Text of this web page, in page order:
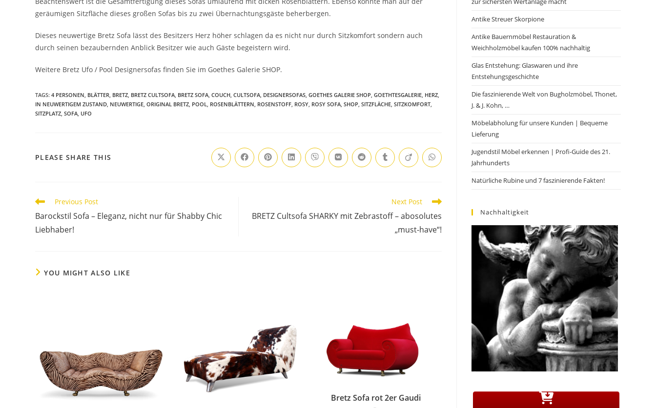
geräumigen Sitzfläche dieses großen Sofas bis zu zwei Übernachtungsgäste beherbergen.
Dieses neuwertige Bretz Sofa lässt des Besitzers Herz höher schlagen da es nicht nur durch Sitzkomfort sondern auch
durch seinen bezaubernden Anblick Besitzer wie auch Gäste begeistern wird.
Weitere Bretz Ufo / Pool Designersofas finden Sie im Goethes Galerie SHOP.
TAGS: 4 PERSONEN, BLÄTTER, BRETZ, BRETZ CULTSOFA, BRETZ SOFA, COUCH, CULTSOFA, DESIGNERSOFAS, GOETHES GALERIE SHOP, GOETHTESGALERIE, HERZ,
IN NEUWERTIGEM ZUSTAND, NEUWERTIGE, ORIGINAL BRETZ, POOL, ROSENBLÄTTERN, ROSENSTOFF, ROSY, ROSY SOFA, SHOP, SITZFLÄCHE, SITZKOMFORT,
SITZPLATZ, SOFA, UFO
PLEASE SHARE THIS
Previous Post
Barockstil Sofa – Eleganz, nicht nur für Shabby Chic
Liebhaber!
Next Post
BRETZ Cultsofa SHARKY mit Zebrastoff – abosolutes
„must-have“!
YOU MIGHT ALSO LIKE
Bretz Sofa rot 2er Gaudi
Antike Streuer Skorpione
Antike Bauernmöbel Restauration &
Weichholzmöbel kaufen 100% nachhaltig
Glas Entstehung: Glaswaren und ihre
Entstehungsgeschichte
Die faszinierende Welt von Bugholzmöbel, Thonet,
J. & J. Kohn, …
Möbelabholung für unsere Kunden | Bequeme
Lieferung
Jugendstil Möbel erkennen | Profi-Guide des 21.
Jahrhunderts
Natürliche Rubine und 7 faszinierende Fakten!
Nachhaltigkeit